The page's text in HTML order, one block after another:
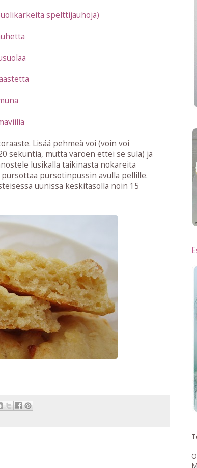
spelttijauhoja)
Lisää pehmeä voi (voin voi
sekuntia, mutta varoen ettei se sula) ja
lusikalla taikinasta nokareita
pursotinpussin avulla pellille.
uunissa keskitasolla noin 15